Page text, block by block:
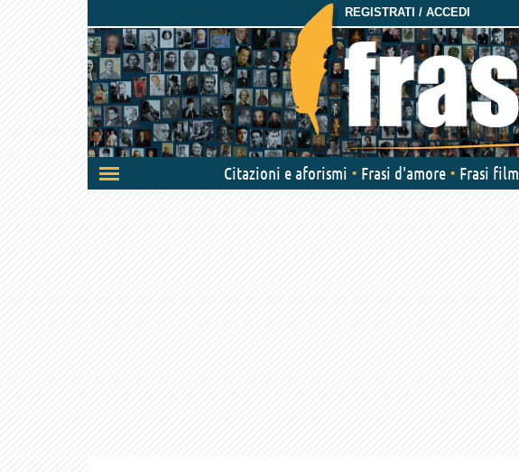
REGISTRATI / ACCEDI
Attiva/disattiva
navigazione
Citazioni e aforismi Frasi d'amore Frasi film